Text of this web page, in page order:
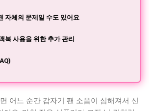
자체의 문제일 수도 있어요
북 사용을 위한 추가 관리
어느 순간 갑자기 팬 소음이 심해져서 신